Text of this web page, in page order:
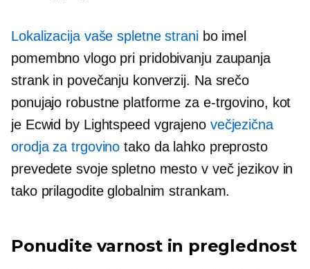
Lokalizacija vaše spletne stranibo imel
pomembno vlogo pri pridobivanju zaupanja
strank in povečanju konverzij. Na srečo
ponujajo robustne platforme za e-trgovino, kot
je Ecwid by Lightspeed vgrajeno večjezična
orodja za trgovino tako da lahko preprosto
prevedete svoje spletno mesto v več jezikov in
tako prilagodite globalnim strankam.
Ponudite varnost in preglednost